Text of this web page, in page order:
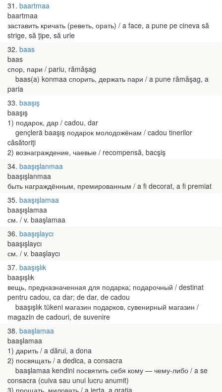
31 baartmaa
baartmaa
заставить кричать (реветь, орать) / a face, a pune pe cineva să
strige, să ţipe, să urle
32 baas
baas
спор, пари / pariu, rămăşag
baas(a) konmaa спорить, держать пари / a pune rămăşag, a
paria
33 baaşış
baaşış
1) подарок, дар / cadou, dar
gençlerä baaşış подарок молодожёнам / cadou tinerilor
căsătoriţi
2) вознаграждение, чаевые / recompensă, bacşiş
34 baaşışlanmaa
baaşışlanmaa
быть награждённым, премированным / a fi decorat, a fi premiat
35 baaşışlamaa
baaşışlamaa
см. / v. baaşlamaa
36 baaşışlaycı
baaşışlaycı
см. / v. baaşlaycı
37 baaşışlık
baaşışlık
вещь, предназначенная для подарка; подарочный / destinat
pentru cadou, ca dar; de dar, de cadou
baaşışlık tükeni магазин подарков, сувенирный магазин /
magazin de cadouri, de suvenire
38 baaşlamaa
baaşlamaa
1) дарить / a dărui, a dona
2) посвящать / a dedica, a consacra
baaşlamaa kendini посвятить себя кому — чему-либо / a se
consacra (cuiva sau unui lucru anumit)
3) прощать, миловать / a ierta, a graţia